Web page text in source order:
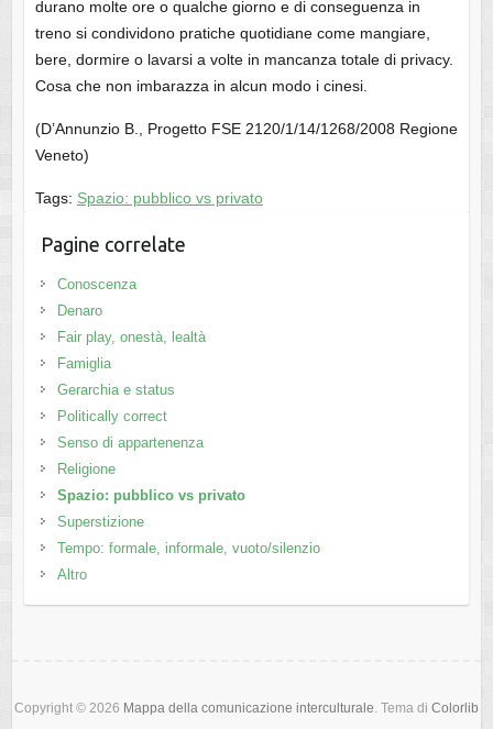
durano molte ore o qualche giorno e di conseguenza in
treno si condividono pratiche quotidiane come mangiare,
bere, dormire o lavarsi a volte in mancanza totale di privacy.
Cosa che non imbarazza in alcun modo i cinesi.
(D’Annunzio B., Progetto FSE 2120/1/14/1268/2008 Regione
Veneto)
Tags: Spazio: pubblico vs privato
Pagine correlate
Conoscenza
Denaro
Fair play, onestà, lealtà
Famiglia
Gerarchia e status
Politically correct
Senso di appartenenza
Religione
Spazio: pubblico vs privato
Superstizione
Tempo: formale, informale, vuoto/silenzio
Altro
Copyright © 2026 Mappa della comunicazione interculturale. Tema di Colorlib